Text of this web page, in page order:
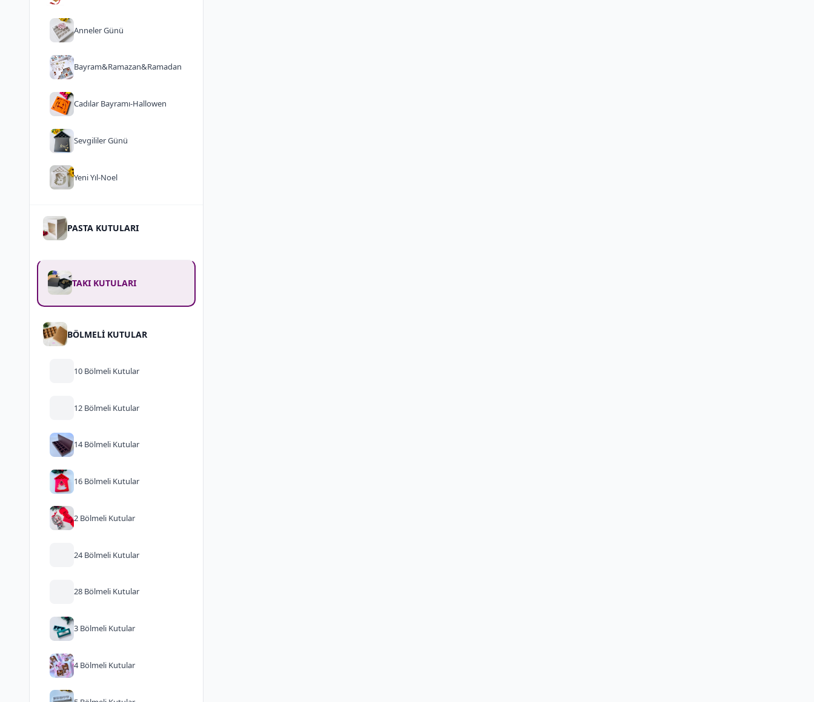
Anneler Günü
Bayram&Ramazan&Ramadan
Cadılar Bayramı-Hallowen
Sevgililer Günü
Yeni Yıl-Noel
PASTA KUTULARI
TAKI KUTULARI
BÖLMELİ KUTULAR
10 Bölmeli Kutular
12 Bölmeli Kutular
14 Bölmeli Kutular
16 Bölmeli Kutular
2 Bölmeli Kutular
24 Bölmeli Kutular
28 Bölmeli Kutular
3 Bölmeli Kutular
4 Bölmeli Kutular